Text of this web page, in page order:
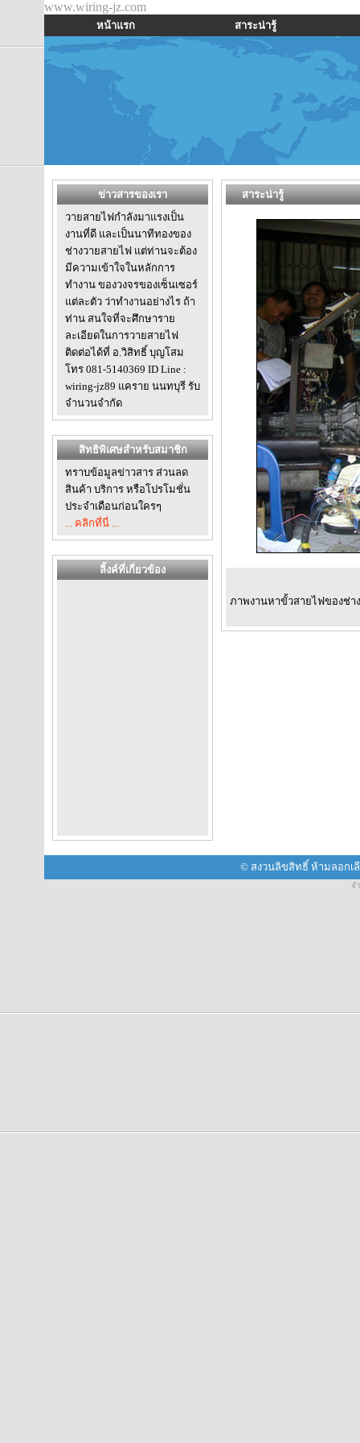
www.wiring-jz.com
หน้าแรก สาระน่ารู้
ข่าวสารของเรา
วายสายไฟกำลังมาแรงเป็น
งานที่ดี และเป็นนาทีทองของ
ช่างวายสายไฟ แต่ท่านจะต้อง
มีความเข้าใจในหลักการ
ทำงาน ของวงจรของเซ็นเซอร์
แต่ละตัว ว่าทำงานอย่างไร ถ้า
ท่าน สนใจที่จะศึกษาราย
ละเอียดในการวายสายไฟ
ติดต่อได้ที่ อ.วิสิทธิ์ บุญโสม
โทร 081-5140369 ID Line :
wiring-jz89 แคราย นนทบุรี รับ
จำนวนจำกัด
สิทธิพิเศษสำหรับสมาชิก
ทราบข้อมูลข่าวสาร ส่วนลด
สินค้า บริการ หรือโปรโมชั่น
ประจำเดือนก่อนใครๆ
... คลิกที่นี่ ...
ลิ้งค์ที่เกี่ยวข้อง
สาระน่ารู้
ภาพงานหาขั้วสายไฟของช่า
© สงวนลิขสิทธิ์ ห้ามลอกเ